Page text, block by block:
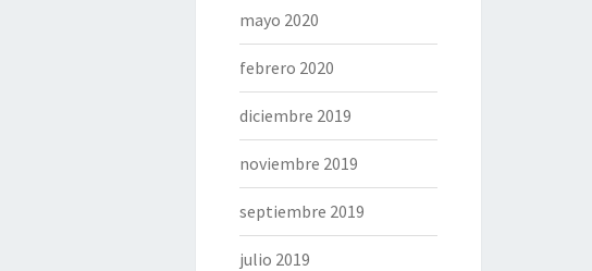
mayo 2020
febrero 2020
diciembre 2019
noviembre 2019
septiembre 2019
julio 2019